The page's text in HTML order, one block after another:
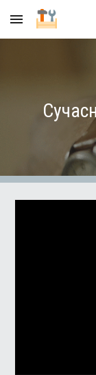
Skip to main